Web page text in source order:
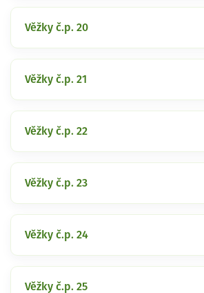
Věžky č.p. 20
Věžky č.p. 21
Věžky č.p. 22
Věžky č.p. 23
Věžky č.p. 24
Věžky č.p. 25